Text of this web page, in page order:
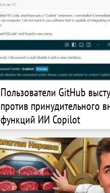
Пользователи GitHub
против принудительного
функций ИИ Copilot